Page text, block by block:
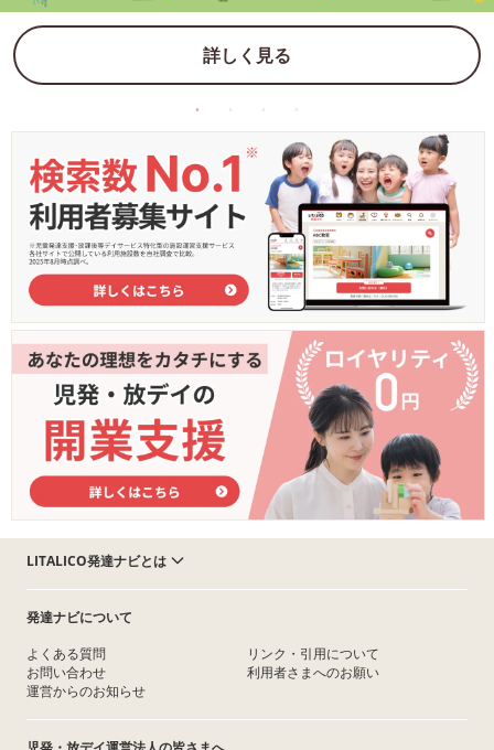
詳しく見る
LITALICO発達ナビとは
発達ナビについて
よくある質問
お問い合わせ
運営からのお知らせ
リンク・引用について
利用者さまへのお願い